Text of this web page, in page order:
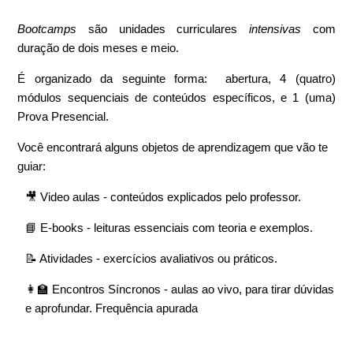
Bootcamps são unidades curriculares intensivas com
duração de dois meses e meio.
É organizado da seguinte forma: abertura, 4 (quatro)
módulos sequenciais de conteúdos específicos, e 1 (uma)
Prova Presencial.
Você encontrará alguns objetos de aprendizagem que vão te
guiar:
🎥 Video aulas - conteúdos explicados pelo professor.
📘 E-books - leituras essenciais com teoria e exemplos.
📝 Atividades - exercícios avaliativos ou práticos.
👩‍🏫 Encontros Síncronos - aulas ao vivo, para tirar dúvidas
e aprofundar. Frequência apurada